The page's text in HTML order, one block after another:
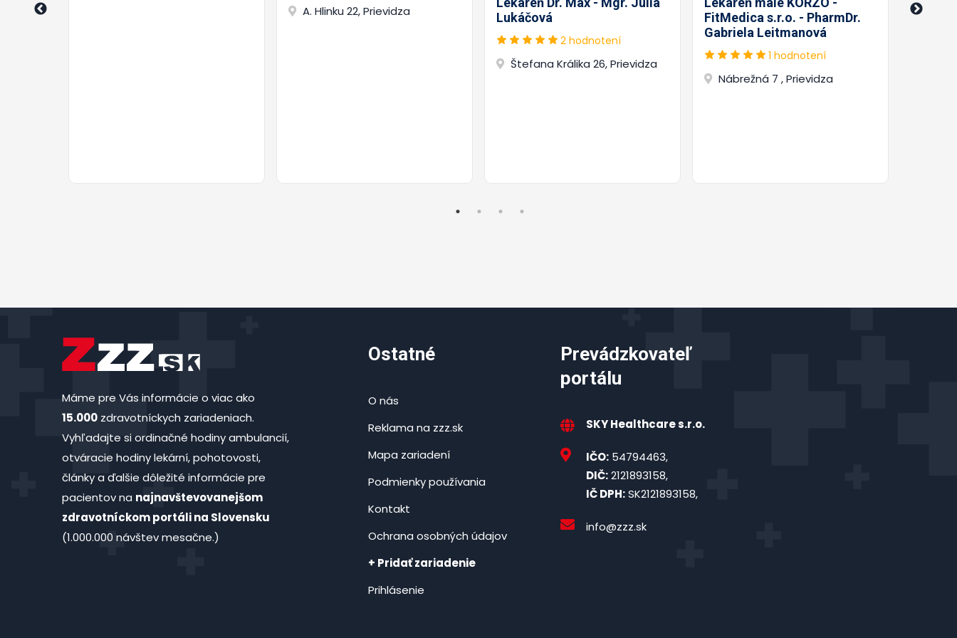
A. Hlinku 22, Prievidza
Lukáčová
2 hodnotení
Štefana Králika 26, Prievidza
FitMedica s.r.o. - PharmDr.
Gabriela Leitmanová
1 hodnotení
Nábrežná 7 , Prievidza
Máme pre Vás informácie o viac ako
15.000 zdravotníckych zariadeniach.
Vyhľadajte si ordinačné hodiny ambulancií,
otváracie hodiny lekární, pohotovosti,
články a ďalšie dôležité informácie pre
pacientov na najnavštevovanejšom
zdravotníckom portáli na Slovensku
(1.000.000 návštev mesačne.)
Ostatné
O nás
Reklama na zzz.sk
Mapa zariadení
Podmienky používania
Kontakt
Ochrana osobných údajov
+ Pridať zariadenie
Prihlásenie
Prevádzkovateľ
portálu
SKY Healthcare s.r.o.
IČO: 54794463,
DIČ:2121893158,
IČ DPH:SK2121893158,
info@zzz.sk